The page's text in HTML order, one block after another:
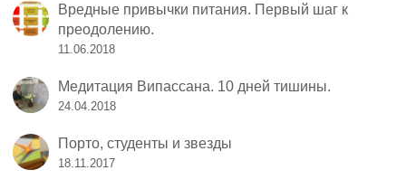
Вредные привычки питания. Первый шаг к
преодолению.
11.06.2018
Медитация Випассана. 10 дней тишины.
24.04.2018
Порто, студенты и звезды
18.11.2017